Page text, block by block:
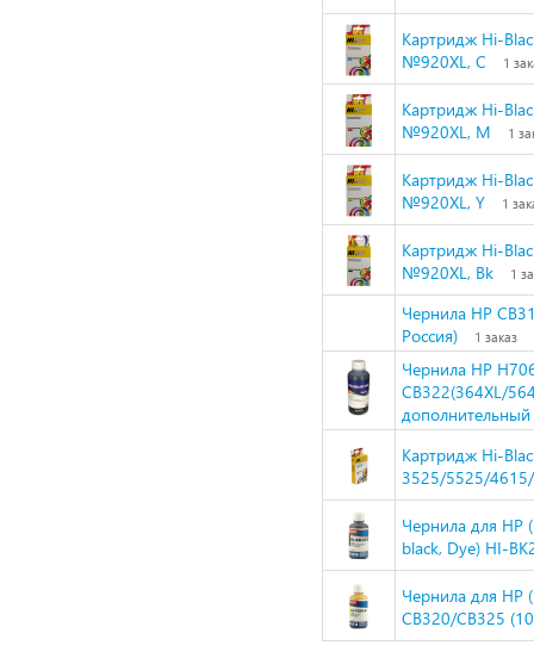
Картридж Hi-
№920XL, C
1
Картридж Hi-
№920XL, M
1
Картридж Hi-
№920XL, Y
1
Картридж Hi-
№920XL, Bk
1
Чернила HP
Россия)
1 заказ
Чернила HP
CB322(364XL/
Картридж Hi-
3525/5525/
Чернила для
black, Dye) HI-
Чернила для
CB320/CB325